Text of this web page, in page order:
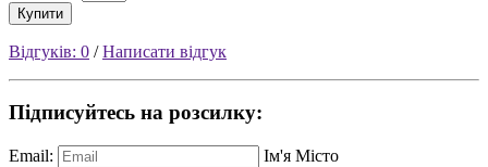
Купити
Відгуків: 0 /Написати відгук
Підписуйтесь на розсилку:
Email: Ім'я Місто